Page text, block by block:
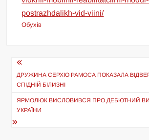
postrazhdalikh-vid-viini/
Обухів
Навігація
записів
ДРУЖИНА СЕРХІО РАМОСА ПОКАЗАЛА
СПІДНІЙ БІЛИЗНІ
ЯРМОЛЮК ВИСЛОВИВСЯ ПРО ДЕБЮТНИЙ
УКРАЇНИ